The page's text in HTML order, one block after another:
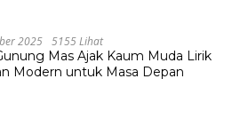
2025 5155 Lihat
Mas Ajak Kaum Muda Lirik
Modern untuk Masa Depan